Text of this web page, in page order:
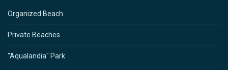
Organized Beach
Private Beaches
"Aqualandia" Park